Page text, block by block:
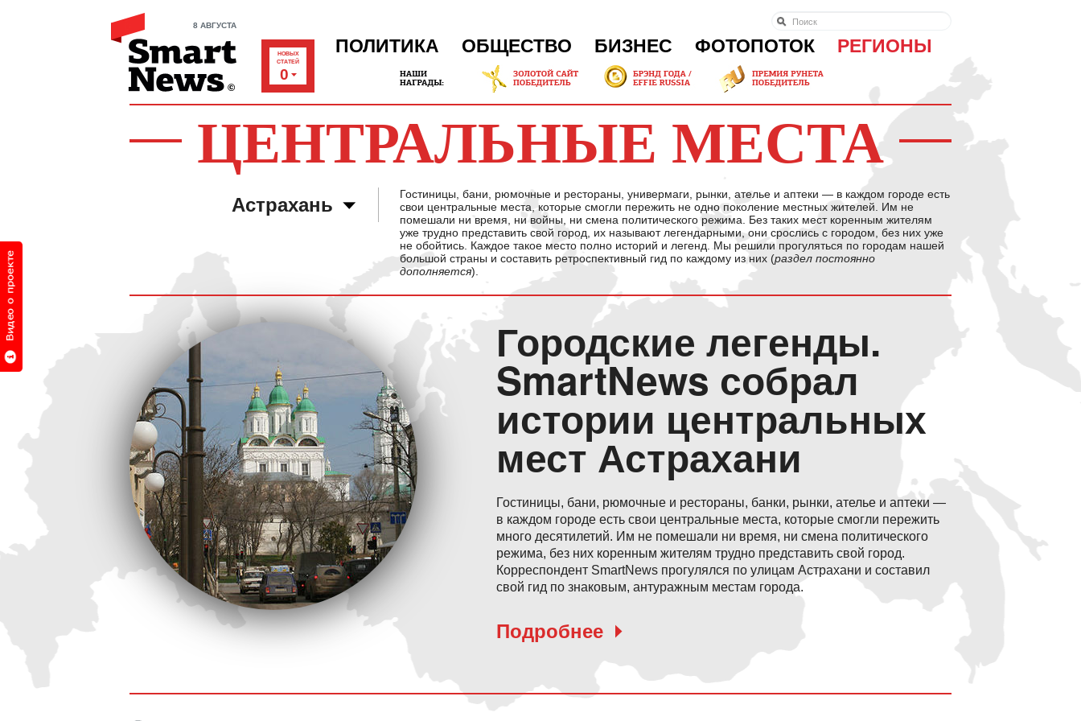
8 АВГУСТА
НОВЫХ
СТАТЕЙ
0
ПОЛИТИКА ОБЩЕСТВО БИЗНЕС ФОТОПОТОК РЕГИОНЫ
ЦЕНТРАЛЬНЫЕ МЕСТА
Гостиницы, бани, рюмочные и рестораны, универмаги, рынки, ателье и аптеки — в каждом городе есть
свои центральные места, которые смогли пережить не одно поколение местных жителей. Им не
помешали ни время, ни войны, ни смена политического режима. Без таких мест коренным жителям
уже трудно представить свой город, их называют легендарными, они срослись с городом, без них уже
не обойтись. Каждое такое место полно историй и легенд. Мы решили прогуляться по городам нашей
большой страны и составить ретроспективный гид по каждому из них (раздел постоянно
дополняется).
Астрахань
Городские легенды.
SmartNews собрал
истории центральных
мест Астрахани
Гостиницы, бани, рюмочные и рестораны, банки, рынки, ателье и аптеки —
в каждом городе есть свои центральные места, которые смогли пережить
много десятилетий. Им не помешали ни время, ни смена политического
режима, без них коренным жителям трудно представить свой город.
Корреспондент SmartNews прогулялся по улицам Астрахани и составил
свой гид по знаковым, антуражным местам города.
Подробнее